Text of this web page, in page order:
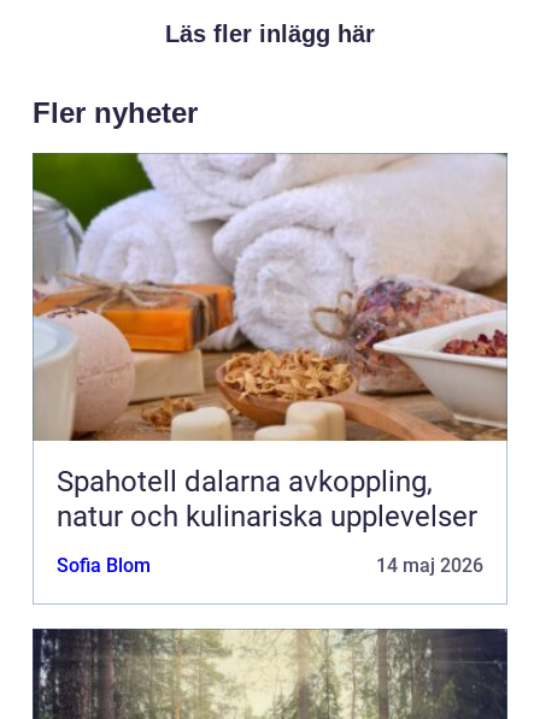
Läs fler inlägg här
Fler nyheter
Spahotell dalarna avkoppling,
natur och kulinariska upplevelser
Sofia Blom 14 maj 2026